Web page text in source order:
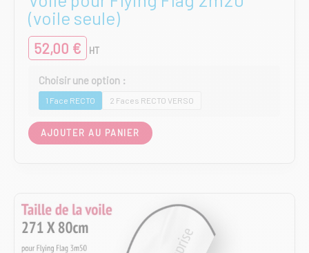
(voile seule)
52,00 € HT
1 Face RECTO 2 Faces RECTO VERSO
AJOUTER AU PANIER
produit
options
peuvent